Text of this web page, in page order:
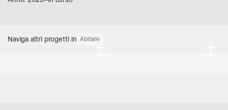
Naviga altri progetti in Abitare
+